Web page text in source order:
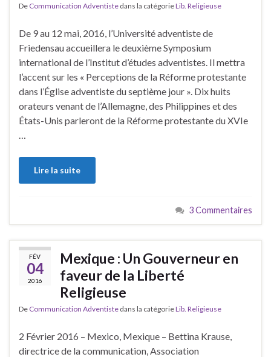
De Communication Adventiste dans la catégorieLib. Religieuse
De 9 au 12 mai, 2016, l’Université adventiste de
Friedensau accueillera le deuxième Symposium
international de l’Institut d’études adventistes. Il mettra
l’accent sur ​​les « Perceptions de la Réforme protestante
dans l’Église adventiste du septième jour ». Dix huits
orateurs venant de l’Allemagne, des Philippines et des
États-Unis parleront de la Réforme protestante du XVIe
Lire la suite
3 Commentaires
FÉV
04
2016
Mexique : Un Gouverneur en
faveur de la Liberté
Religieuse
De Communication Adventiste dans la catégorieLib. Religieuse
2 Février 2016 – Mexico, Mexique – Bettina Krause,
directrice de la communication, Association